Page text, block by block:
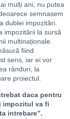
mulți ani, nu putea
semnasem
dublei impozitări.
impozitării la sursă
multinaționale.
fiind
sens, iar ei vor
rânduri, la
proiectul.
daca pentru
impozitul va fi
intrebare”.